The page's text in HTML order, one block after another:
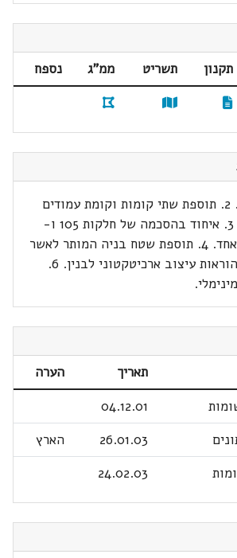
תקנון תשריט ממ"ג
נספח
1. שינוי קווי בנין. 2. תוספת שתי קומות וקומת עמודים
המותרים בהקלה. 3. איחוד בהסכמה של חלקות 105 ו-
106 למגרש בניה אחד. 4. תוספת שטח בניה המותר לאשר
בהקלה. 5. שינוי הוראות עיצוב ארכיטקטוני לבנין. 6.
תאריך
הערה
04.12.01
26.01.03
הארץ
24.02.03